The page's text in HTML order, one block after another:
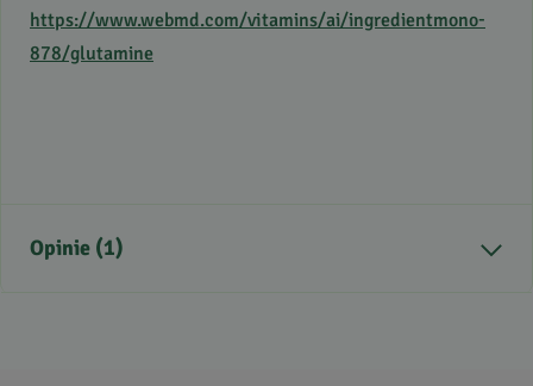
https://www.webmd.com/vitamins/ai/ingredientmono-
878/glutamine
Opinie (1)